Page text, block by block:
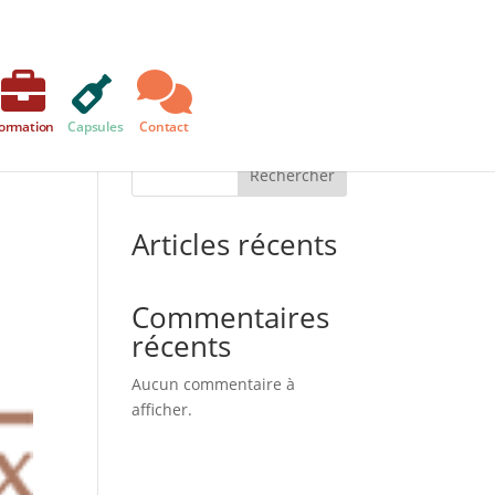
Capsules Contact
Rechercher
Articles récents
Commentaires
récents
Aucun commentaire à
afficher.